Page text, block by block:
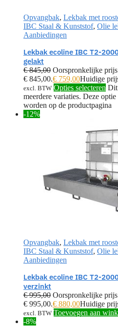
Opvangbak, Lekbak met
IBC Staal & Kunststof, Olie
Aanbiedingen
Lekbak ecoline IBC T2-
gelakt
€845,00 Oorspronkelijke
€ 845,00.€ 759,00Huidige
excl. BTW Opties selecteren Dit
meerdere variaties. Deze
worden op de productpagina
-12%
Opvangbak, Lekbak met
IBC Staal & Kunststof, Olie
Aanbiedingen
Lekbak ecoline IBC T2-
verzinkt
€995,00 Oorspronkelijke
€ 995,00.€ 880,00Huidige
excl. BTW Toevoegen aan
-8%